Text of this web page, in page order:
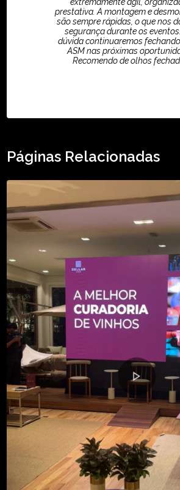
prestativa. A montagem e
são sempre rápidas, o que nos
segurança durante os
dúvida continuaremos
ASM nas próximas
Recomendo de olhos
Páginas Relacionadas